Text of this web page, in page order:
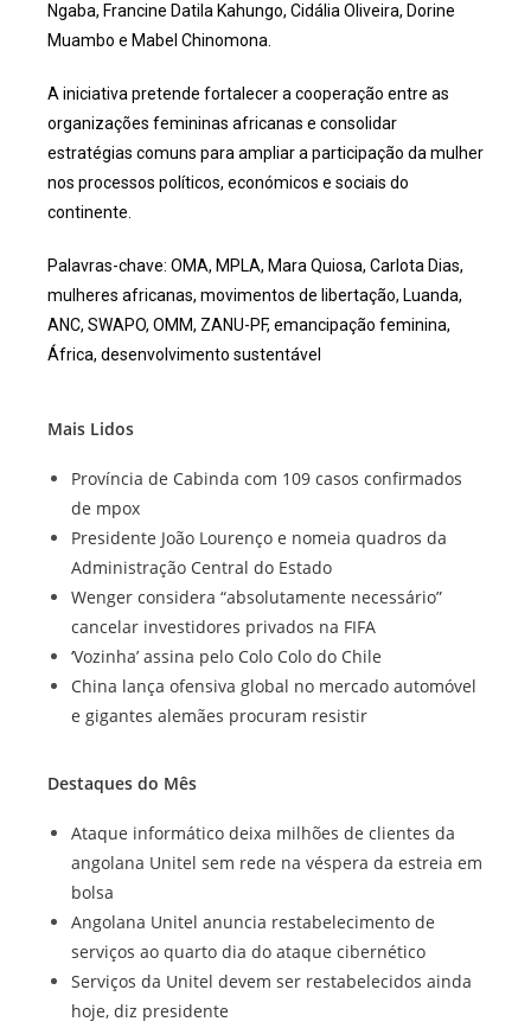
Ngaba, Francine Datila Kahungo, Cidália Oliveira, Dorine
Muambo e Mabel Chinomona.
A iniciativa pretende fortalecer a cooperação entre as
organizações femininas africanas e consolidar
estratégias comuns para ampliar a participação da mulher
nos processos políticos, económicos e sociais do
continente.
Palavras-chave: OMA, MPLA, Mara Quiosa, Carlota Dias,
mulheres africanas, movimentos de libertação, Luanda,
ANC, SWAPO, OMM, ZANU-PF, emancipação feminina,
África, desenvolvimento sustentável
Mais Lidos
Província de Cabinda com 109 casos confirmados
de mpox
Presidente João Lourenço e nomeia quadros da
Administração Central do Estado
Wenger considera “absolutamente necessário”
cancelar investidores privados na FIFA
‘Vozinha’ assina pelo Colo Colo do Chile
China lança ofensiva global no mercado automóvel
e gigantes alemães procuram resistir
Destaques do Mês
Ataque informático deixa milhões de clientes da
angolana Unitel sem rede na véspera da estreia em
bolsa
Angolana Unitel anuncia restabelecimento de
serviços ao quarto dia do ataque cibernético
Serviços da Unitel devem ser restabelecidos ainda
hoje, diz presidente